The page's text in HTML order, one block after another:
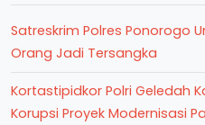
Satreskrim Polres Ponorogo
Orang Jadi Tersangka
Kortastipidkor Polri Geledah
Korupsi Proyek Modernisasi